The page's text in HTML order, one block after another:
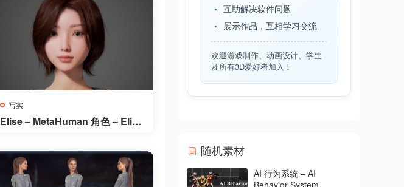
写实
Elise – MetaHuman 角色 – Elise
互助解决软件问题
展示作品，互相学习交流
欢迎游戏制作、动画设计、学生
及所有3D爱好者加入！
随机素材
AI 行为系统 – AI
Behavior System